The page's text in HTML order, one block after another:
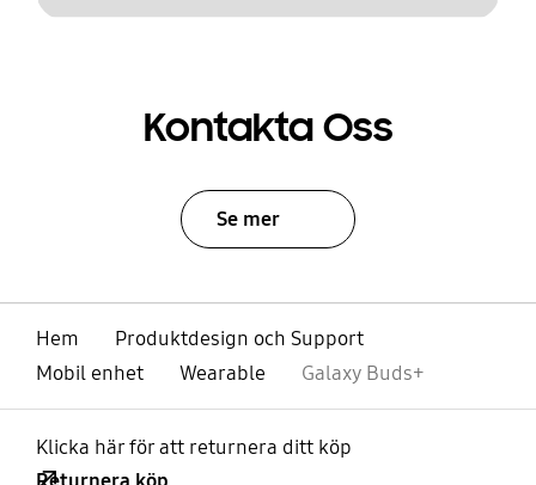
Kontakta Oss
Se mer
Hem
Produktdesign och Support
Mobil enhet
Wearable Galaxy Buds+
Klicka här för att returnera ditt köp